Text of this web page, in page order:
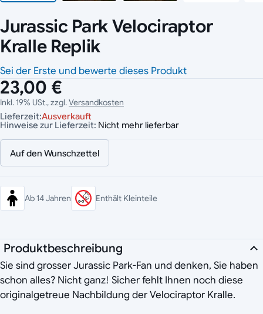
Jurassic Park Velociraptor
Kralle Replik
Sei der Erste und bewerte dieses Produkt
23,00 €
Inkl. 19% USt., zzgl.Versandkosten
Lieferzeit:Ausverkauft
Hinweise zur Lieferzeit: Nicht mehr lieferbar
Auf den Wunschzettel
Ab 14 Jahren Enthält Kleinteile
Produktbeschreibung
Sie sind grosser Jurassic Park-Fan und denken, Sie haben
schon alles? Nicht ganz! Sicher fehlt Ihnen noch diese
originalgetreue Nachbildung der Velociraptor Kralle.